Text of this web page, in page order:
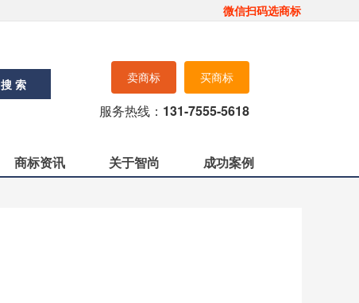
微信扫码选商标
搜 索
买商标
卖商标
服务热线： 131-7555-5618
商标资讯 关于智尚 成功案例